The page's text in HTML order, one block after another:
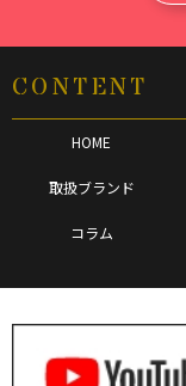
CONTENT
HOME
取扱ブランド
コラム